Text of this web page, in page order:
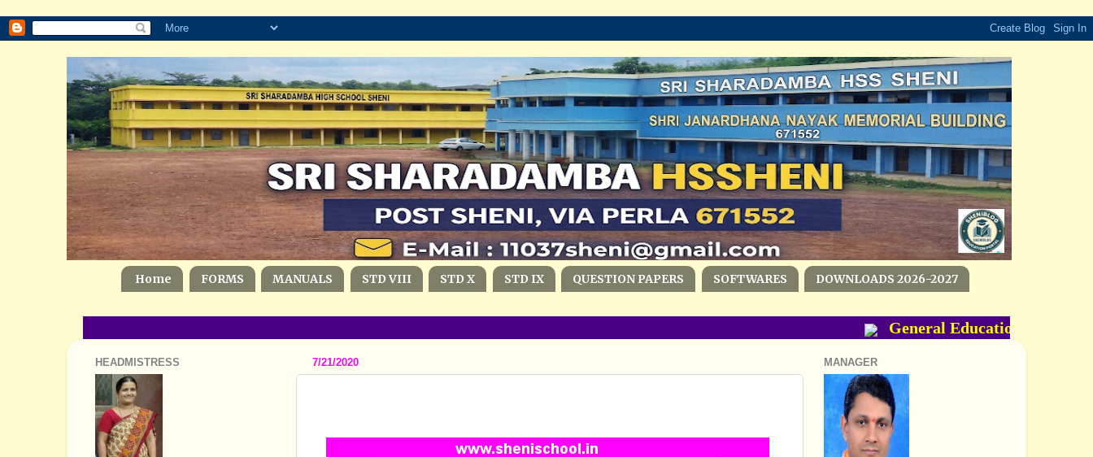
Home FORMS MANUALS STD VIII STD X STD IX QUESTION PAPERS SOFTWARES DOWNLOADS 2026-2027
General Education
7/21/2020
HEADMISTRESS MANAGER